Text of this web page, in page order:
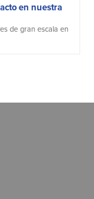
en nuestra
de gran escala en